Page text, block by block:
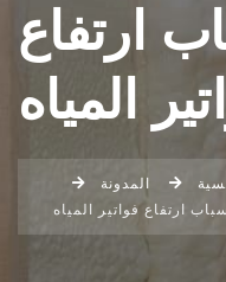
ارتفاع
المياه
المدونة
ارتفاع فواتير المياه